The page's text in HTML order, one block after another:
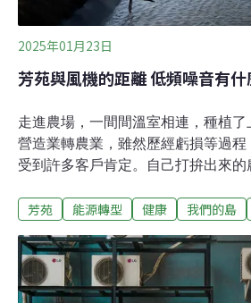
2025年01月23日
芳苑與風機的距離 低頻噪音有什
走進農場，一間間溫室相連，種植
營造業轉農業，雖然歷經虧損等過
受到許多客戶肯定。自己打拚出來
期多起陸域風機申請案打亂。陸域風
的小學，不過操場後方那片雜林，有
機。想到學校可能受風機影響，村民
自救會發聲。目前最接近永興村的陸
芳苑 能源轉型 健康 我們的島